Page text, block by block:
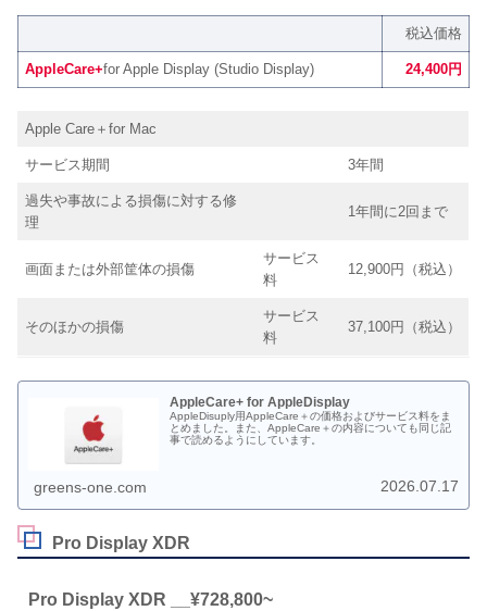
税込価格
AppleCare+for Apple Display (Studio Display) 24,400円
Apple Care＋for Mac
サービス期間 3年間
過失や事故による損傷に対する修
理
1年間に2回まで
画面または外部筐体の損傷
サービス
料
12,900円（税込）
そのほかの損傷
サービス
料
37,100円（税込）
AppleCare+ for AppleDisplay
AppleDisuply用AppleCare＋の価格およびサービス料をま
とめました。また、AppleCare＋の内容についても同じ記
事で読めるようにしています。
greens-one.com 2026.07.17
Pro Display XDR
Pro Display XDR __¥728,800~